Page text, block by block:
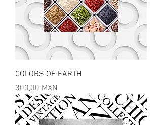
COLORS OF EARTH
Precio
300,00 MXN